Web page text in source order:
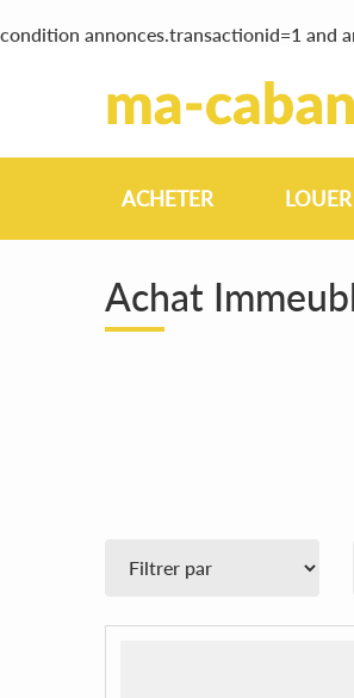
condition annonces.transactionid=1 and
ACHETER LOUER
Achat